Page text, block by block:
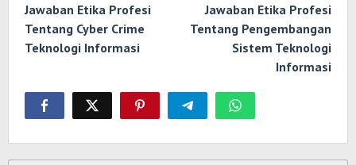
Jawaban Etika Profesi
Tentang Cyber Crime
Teknologi Informasi
Jawaban Etika Profesi
Tentang Pengembangan
Sistem Teknologi
Informasi